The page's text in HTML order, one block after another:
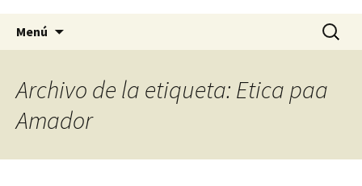
Menú Buscar:
Archivo de la etiqueta: Etica paa
Amador